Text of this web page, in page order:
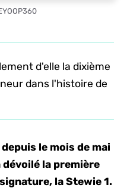
d'elle la dixième
dans l'histoire de
le mois de mai
la première
la Stewie 1.